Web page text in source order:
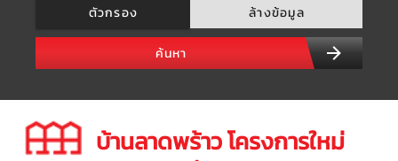
ตัวกรอง ล้างข้อมูล
ค้นหา
บ้านลาดพร้าว โครงการใหม่